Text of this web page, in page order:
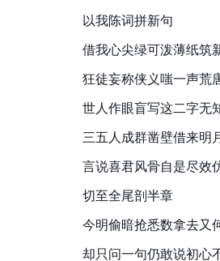
以我陈词拼新句
借我心尖绿可泼薄纸筑
狂徒妄称侠义嗤一声荒
世人作眼盲写这二字无
三五人成群凿壁借来明
言说喜君风骨自是尽效
切至全尾剖半章
今明偷暗抢悉数拿去又
却只问一句仍敢说初心